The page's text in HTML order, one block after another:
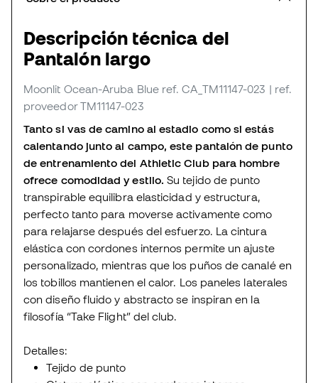
Descripción técnica del
Pantalón largo
Moonlit Ocean-Aruba Blue ref. CA_TM11147-023 | ref.
proveedor TM11147-023
Tanto si vas de camino al estadio como si estás
calentando junto al campo, este pantalón de punto
de entrenamiento del Athletic Club para hombre
ofrece comodidad y estilo.Su tejido de punto
transpirable equilibra elasticidad y estructura,
perfecto tanto para moverse activamente como
para relajarse después del esfuerzo. La cintura
elástica con cordones internos permite un ajuste
personalizado, mientras que los puños de canalé en
los tobillos mantienen el calor. Los paneles laterales
con diseño fluido y abstracto se inspiran en la
filosofía “Take Flight” del club.
Detalles:
Tejido de punto